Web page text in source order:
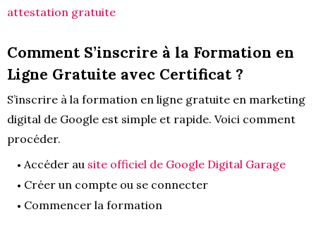
attestation gratuite
Comment S’inscrire à la Formation en
Ligne Gratuite avec Certificat ?
S’inscrire à la formation en ligne gratuite en marketing
digital de Google est simple et rapide. Voici comment
procéder.
Accéder au site officiel de Google Digital Garage
Créer un compte ou se connecter
Commencer la formation